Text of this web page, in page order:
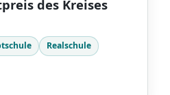
des Kreises
Realschule